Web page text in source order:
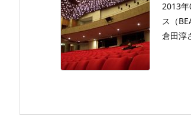
2013年
ス（
倉田淳